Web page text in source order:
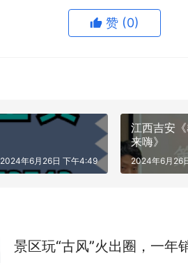
赞 (0)
2024年6月26日 下午4:49
江西吉安
来嗨》
2024年6月26
景区玩“古风”火出圈，一年